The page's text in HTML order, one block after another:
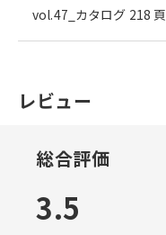
vol.47_カタログ 218 頁
レビュー
総合評価
3.5